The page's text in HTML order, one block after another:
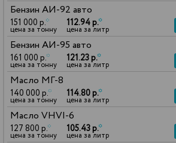
Бензин АИ-92 авто
151 000 р.*
цена за тонну
112.94 р.*
цена за литр
Бензин АИ-95 авто
161 000 р.*
цена за тонну
121.23 р.*
цена за литр
Масло МГ-8
140 000 р.*
цена за тонну
114.80 р.*
цена за литр
Масло VHVI-6
127 800 р.*
цена за тонну
105.43 р.*
цена за литр